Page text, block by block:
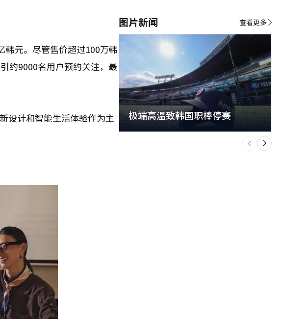
韩元。尽管售价超过100万韩
约9000名用户预约关注，最
设计和智能生活体验作为主
图片新闻
极端高温致韩国职棒停赛
下
一
个
查看更多